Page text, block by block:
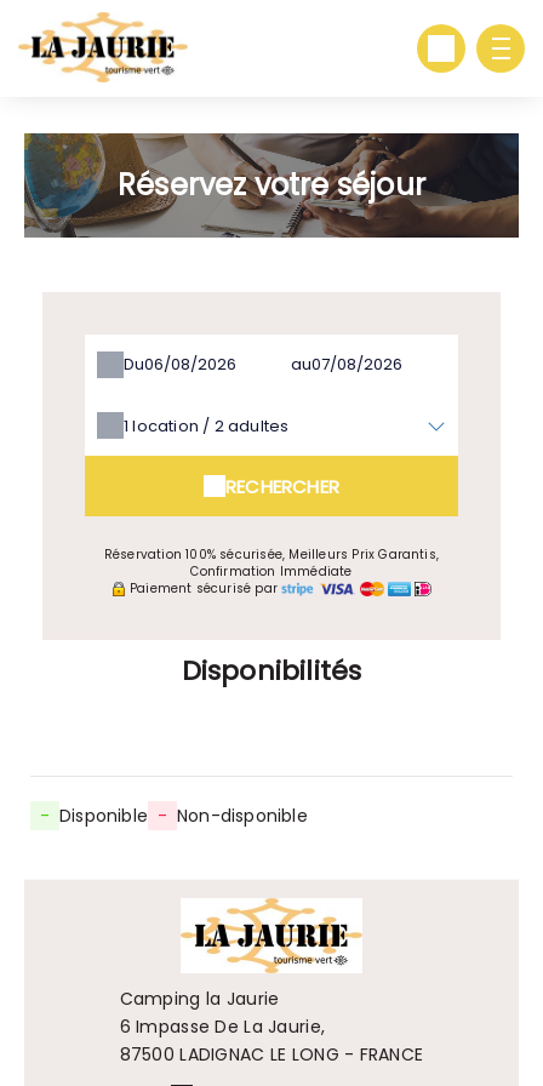
Réservez votre séjour
Du au
1location / 2adultes
RECHERCHER
Réservation 100% sécurisée, Meilleurs Prix Garantis,
Confirmation Immédiate
Paiement sécurisé par
Disponibilités
- Disponible - Non-disponible
Camping la Jaurie
6 Impasse De La Jaurie,
87500 LADIGNAC LE LONG - FRANCE